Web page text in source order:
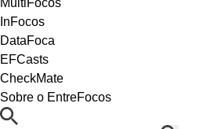
InFocos
DataFoca
EFCasts
CheckMate
Sobre o EntreFocos